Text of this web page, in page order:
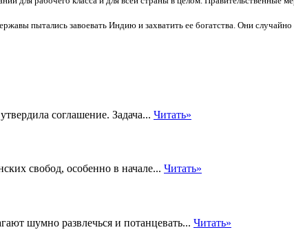
пытались завоевать Индию и захватить ее богатства. Они
соглашение. Задача... Читать»
свобод, особенно в начале... Читать»
шумно развлечься и потанцевать... Читать»